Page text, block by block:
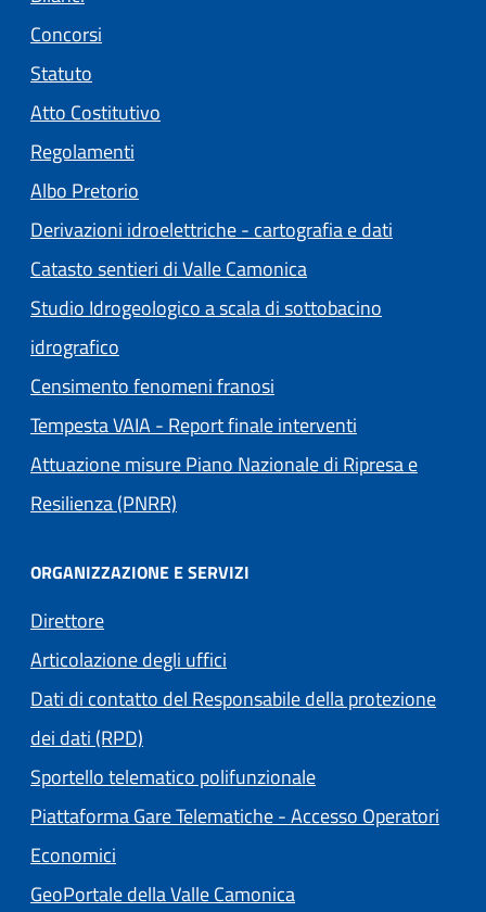
Concorsi
Statuto
Atto Costitutivo
Regolamenti
Albo Pretorio
Derivazioni idroelettriche - cartografia e dati
Catasto sentieri di Valle Camonica
Studio Idrogeologico a scala di sottobacino
idrografico
Censimento fenomeni franosi
Tempesta VAIA - Report finale interventi
Attuazione misure Piano Nazionale di Ripresa e
Resilienza (PNRR)
ORGANIZZAZIONE E SERVIZI
Direttore
Articolazione degli uffici
Dati di contatto del Responsabile della protezione
dei dati (RPD)
Sportello telematico polifunzionale
Piattaforma Gare Telematiche - Accesso Operatori
Economici
GeoPortale della Valle Camonica